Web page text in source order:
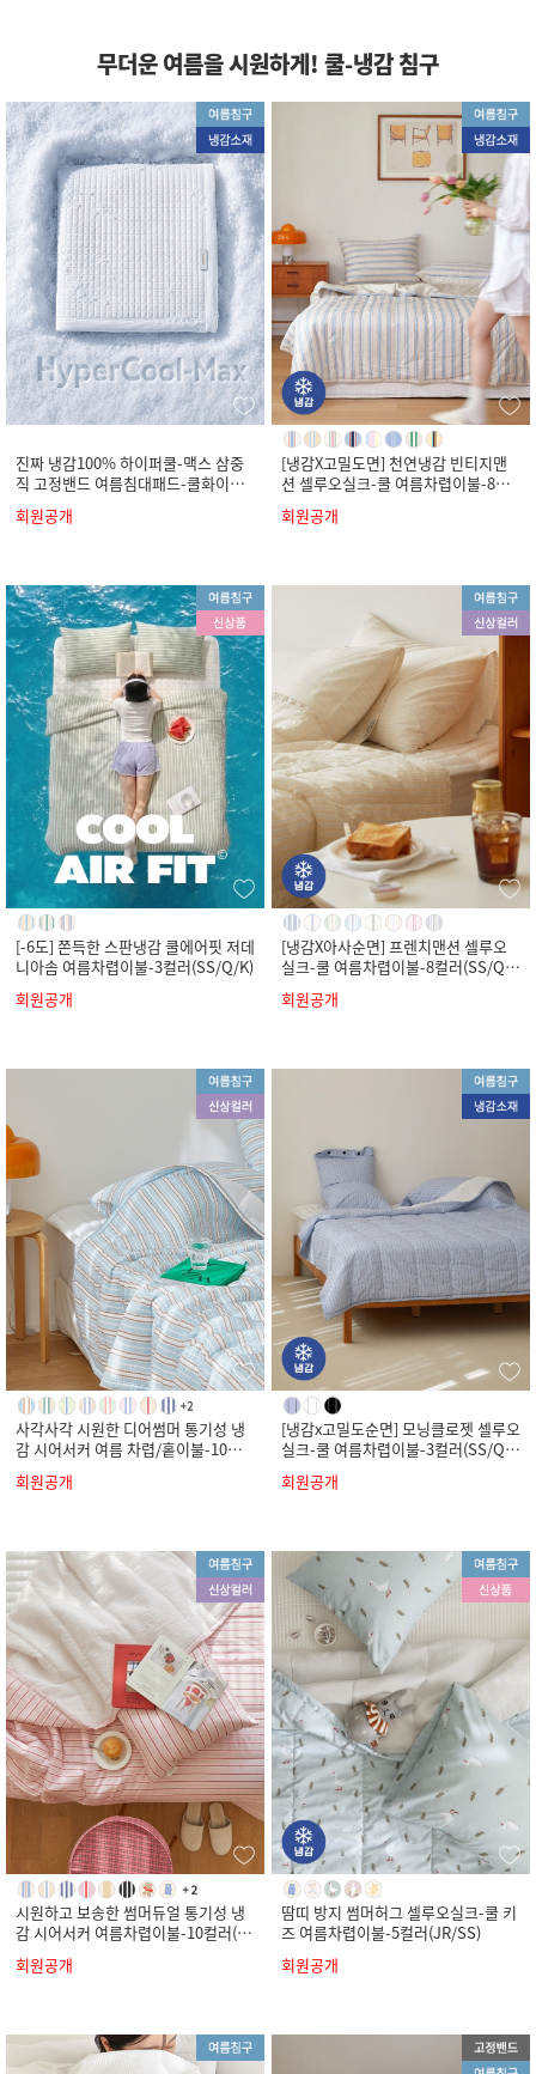
무더운 여름을 시원하게! 쿨-냉감 침구
진짜 냉감100% 하이퍼쿨-맥스 삼중
직 고정밴드 여름침대패드-쿨화이트
회원공개
[냉감X고밀도면] 천연냉감 빈티지맨
션 셀루오실크-쿨 여름차렵이불-8컬
회원공개
[-6도] 쫀득한 스판냉감 쿨에어핏 저데
니아솜 여름차렵이불-3컬러(SS/Q/K)
회원공개
[냉감X아사순면] 프렌치맨션 셀루오
실크-쿨 여름차렵이불-8컬러(SS/Q/
회원공개
사각사각 시원한 디어썸머 통기성 냉
감 시어서커 여름 차렵/홑이불-10컬
러(SS/Q/K)
회원공개
[냉감x고밀도순면] 모닝클로젯 셀루오
실크-쿨 여름차렵이불-3컬러(SS/Q/
K)
회원공개
시원하고 보송한 썸머듀얼 통기성 냉
감 시어서커 여름차렵이불-10컬러(S
S/Q/K)
회원공개
땀띠 방지 썸머허그 셀루오실크-쿨 키
즈 여름차렵이불-5컬러(JR/SS)
회원공개